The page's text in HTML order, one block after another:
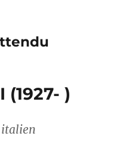
(1927- )
italien